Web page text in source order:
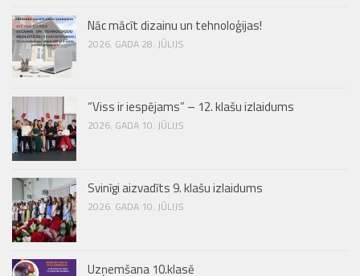
Nāc mācīt dizainu un tehnoloģijas!
2026. GADA 28. JŪLIJS
“Viss ir iespējams” – 12. klašu izlaidums
2026. GADA 10. JŪLIJS
Svinīgi aizvadīts 9. klašu izlaidums
2026. GADA 10. JŪLIJS
Uzņemšana 10.klasē